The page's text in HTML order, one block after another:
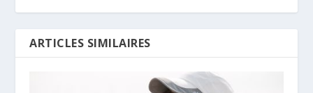
ARTICLES SIMILAIRES